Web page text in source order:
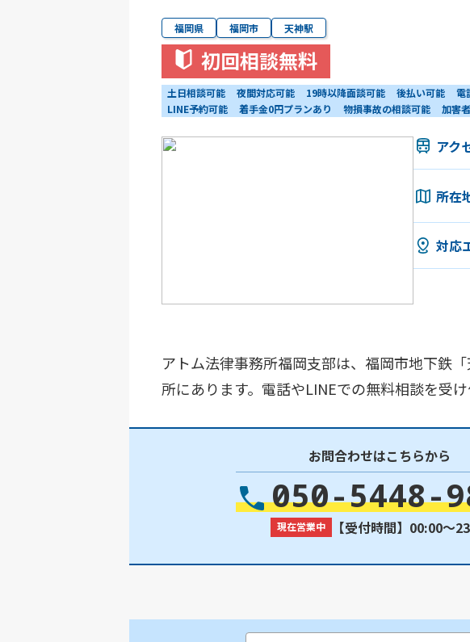
福岡県 福岡市 天神駅
初回相談無料
土日相談可能 夜間対応可能 19時以降面談可能 後払い可能 電
LINE予約可能
着手金0円プランあり 物損事故の相談可能 加害
アク
所在
対応
アトム法律事務所福岡支部は、福岡市地下鉄
所にあります。電話やLINEでの無料相談を受
お問合わせはこちらから
050-5448-
現在営業中 【受付時間】00:00〜